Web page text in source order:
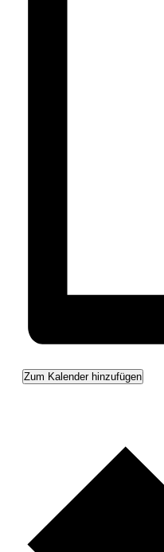
Zum Kalender hinzufügen